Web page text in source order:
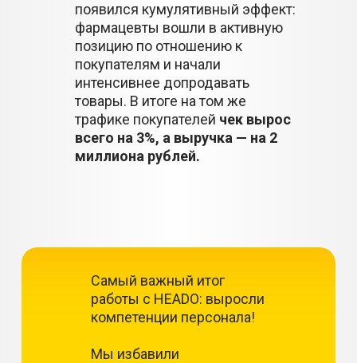
появился кумулятивный эффект:
фармацевты вошли в активную
позицию по отношению к
покупателям и начали
интенсивнее допродавать
товары. В итоге на том же
трафике покупателей чек вырос
всего на 3%, а выручка — на 2
миллиона рублей.
Самый важный итог
работы с HEADO: выросли
компетенции персонала!
Мы избавили